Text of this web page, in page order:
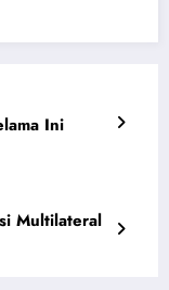
Ini
Multilateral